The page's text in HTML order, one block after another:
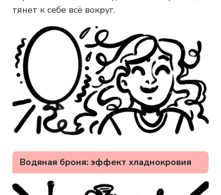
тянет к себе всё вокруг.
Водяная броня: эффект хладнокровия